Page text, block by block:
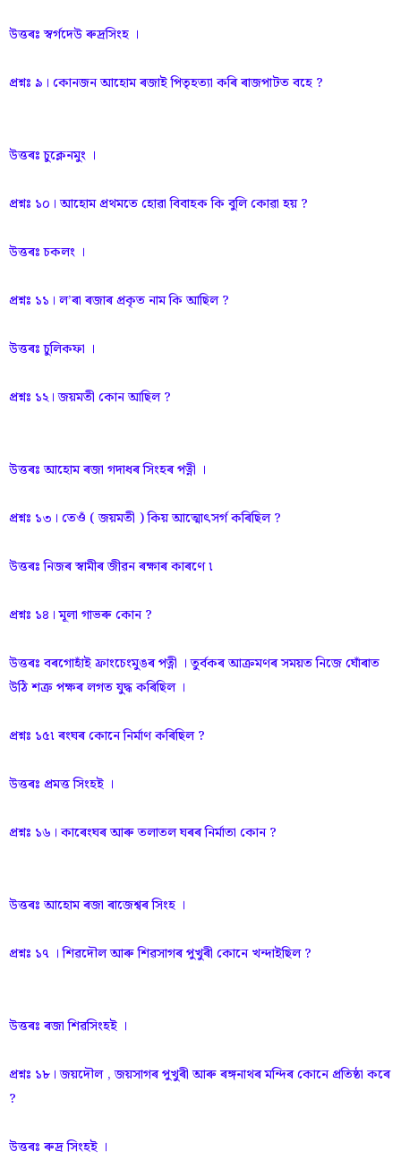
উত্তৰঃ স্বৰ্গদেউ ৰুদ্ৰসিংহ ।
প্রশ্নঃ ৯। কোনজন আহোম ৰজাই পিতৃহত্যা কৰি ৰাজপাটত বহে ?
উত্তৰঃ চুক্লেনমুং ।
প্রশ্নঃ ১০। আহোম প্রথমতে হোৱা বিবাহক কি বুলি কোৱা হয় ?
উত্তৰঃ চকলং ।
প্রশ্নঃ ১১। ল’ৰা ৰজাৰ প্ৰকৃত নাম কি আছিল ?
উত্তৰঃ চুলিকফা ।
প্রশ্নঃ ১২। জয়মতী কোন আছিল ?
উত্তৰঃ আহোম ৰজা গদাধৰ সিংহৰ পত্নী ।
প্রশ্নঃ ১৩। তেওঁ ( জয়মতী ) কিয় আত্মোৎসর্গ কৰিছিল ?
উত্তৰঃ নিজৰ স্বামীৰ জীৱন ৰক্ষাৰ কাৰণে ৷
প্রশ্নঃ ১৪। মূলা গাভৰু কোন ?
উত্তৰঃ বৰগোহাঁই ফ্রাংচেংমুঙৰ পত্নী । তুৰ্বকৰ আক্ৰমণৰ সময়ত নিজে ঘোঁৰাত
উঠি শত্রু পক্ষৰ লগত যুদ্ধ কৰিছিল ।
প্রশ্নঃ ১৫৷ ৰংঘৰ কোনে নিৰ্মাণ কৰিছিল ?
উত্তৰঃ প্রমত্ত সিংহই ।
প্রশ্নঃ ১৬। কাৰেংঘৰ আৰু তলাতল ঘৰৰ নিৰ্মাতা কোন ?
উত্তৰঃ আহোম ৰজা ৰাজেশ্বৰ সিংহ ।
প্রশ্নঃ ১৭ । শিৱদৌল আৰু শিৱসাগৰ পুখুৰী কোনে খন্দাইছিল ?
উত্তৰঃ ৰজা শিৱসিংহই ।
প্রশ্নঃ ১৮। জয়দৌল , জয়সাগৰ পুখুৰী আৰু ৰঙ্গনাথৰ মন্দিৰ কোনে প্রতিষ্ঠা কৰে
?
উত্তৰঃ ৰুদ্ৰ সিংহই ।